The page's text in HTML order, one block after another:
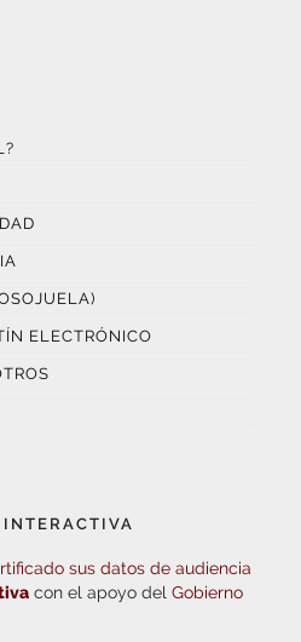
ELECTRÓNICO
sus datos de audiencia
con el apoyo del Gobierno